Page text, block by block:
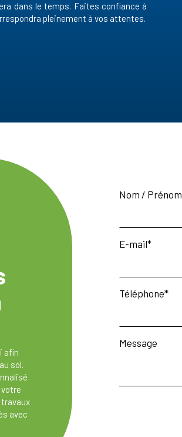
dans le temps. Faites confiance à
pleinement à vos attentes.
afin
sol.
travaux
avec
Nom / Prénom
E-mail
Téléphone
Message